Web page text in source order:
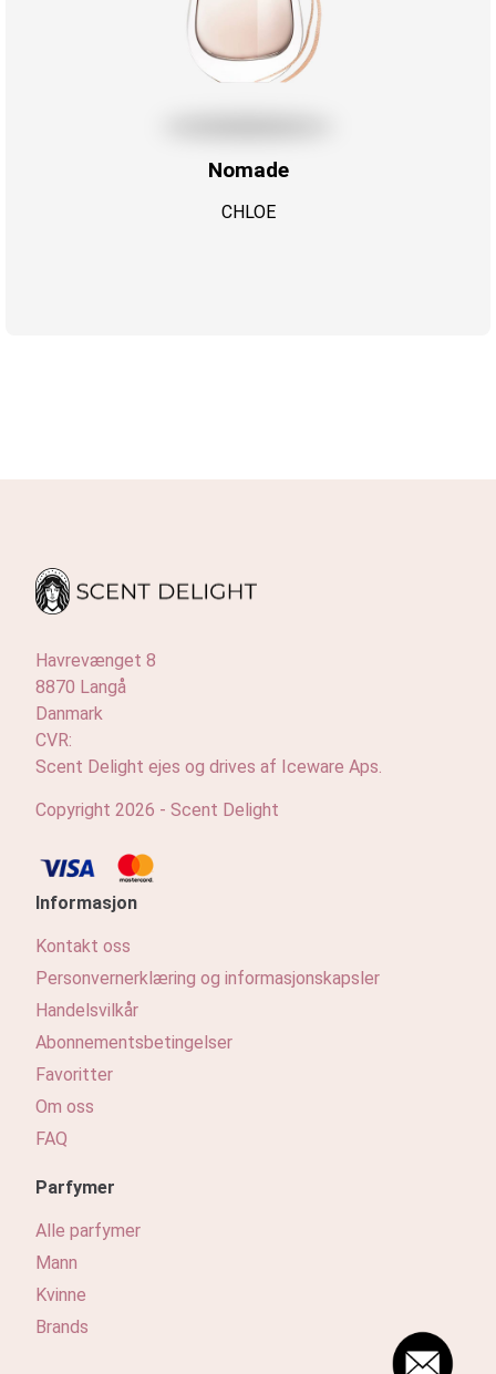
Nomade
CHLOE
Havrevænget 8
8870 Langå
Danmark
CVR:
Scent Delight ejes og drives af Iceware Aps.
Copyright 2026 - Scent Delight
Informasjon
Kontakt oss
Personvernerklæring og informasjonskapsler
Handelsvilkår
Abonnementsbetingelser
Favoritter
Om oss
FAQ
Parfymer
Alle parfymer
Mann
Kvinne
Brands